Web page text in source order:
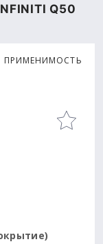
Q50
ПРИМЕНИМОСТЬ
человек